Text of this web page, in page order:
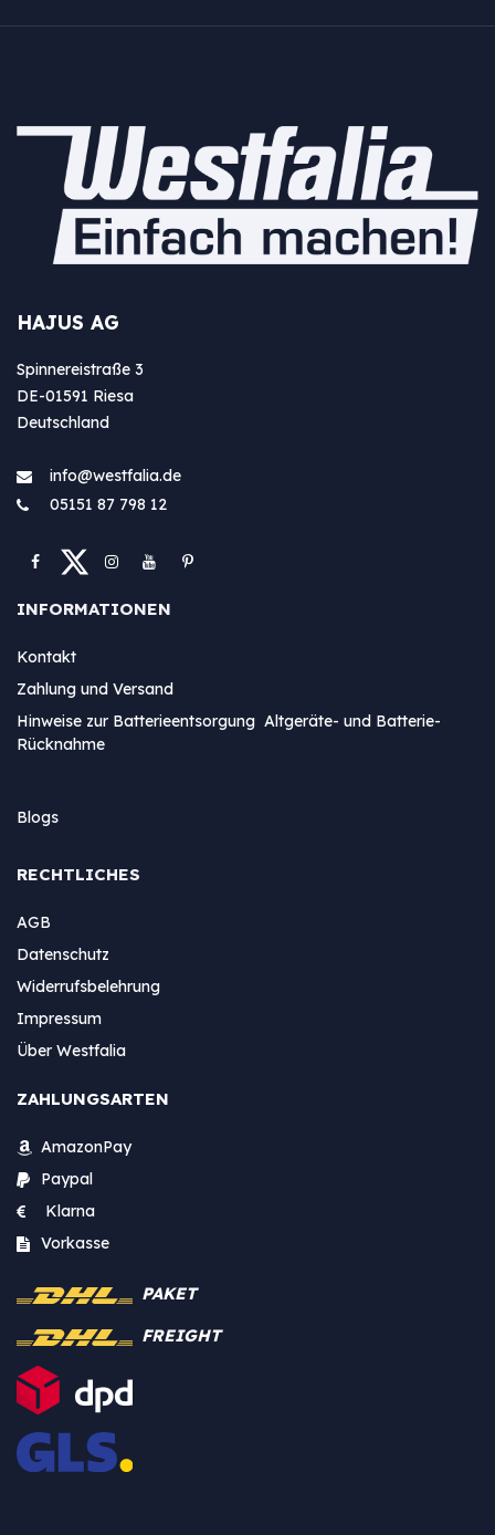
HAJUS AG
Spinnereistraße 3
DE-01591 Riesa
Deutschland
info@westfa​lia.de
05151 87 798 12
INFORMATIONEN
Kontakt
Zahlung und Versand
Hinweise zur Batterieentsorgung Altgeräte- und Batterie-
Rücknahme
Blogs
RECHTLICHES
AGB
Datenschutz
Widerrufsbelehrung
Impressum
Über Westfalia
ZAHLUNGSARTEN
AmazonPay
Paypal
Klarna
Vorkasse
PAKET
FREIGHT